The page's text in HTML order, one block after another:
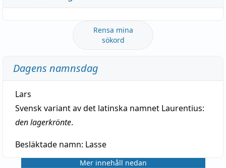
Rensa mina
sökord
Dagens namnsdag
Lars
Svensk variant av det latinska namnet Laurentius:
den lagerkrönte.
Besläktade namn: Lasse
Mer innehåll nedan